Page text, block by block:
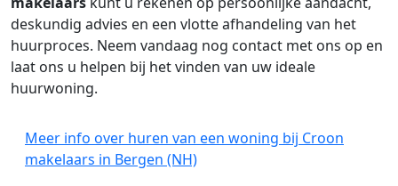
deskundig advies en een vlotte afhandeling van het
huurproces. Neem vandaag nog contact met ons op en
laat ons u helpen bij het vinden van uw ideale
huurwoning.
Meer info over huren van een woning bij Croon
makelaars in Bergen (NH)